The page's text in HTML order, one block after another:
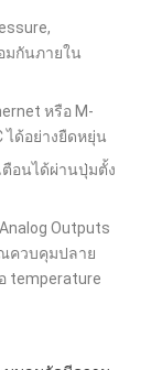
มกันภายใน
หรือ M-
ได้อย่างยืดหยุ่น
ตือนได้ผ่านปุ่มตั้ง
Outputs
ควบคุมปลาย
temperature